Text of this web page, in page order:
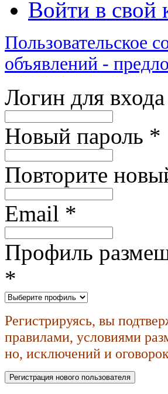
Войти в свой
Пользовательское
объявлений -
Логин для
Новый пароль *
Повторите
Email *
Профиль
*
Регистрируясь, вы
правилами, условиями
но, исключений и